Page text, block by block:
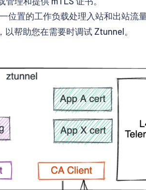
置的工作负载处理入站和出站流
帮助您在需要时调试 Ztunnel。